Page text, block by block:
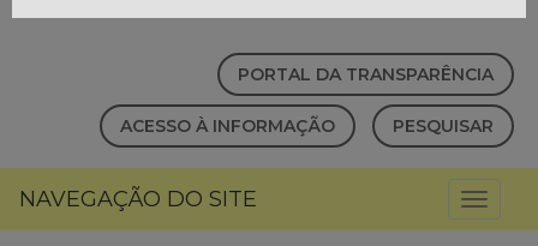
PORTAL DA TRANSPARÊNCIA
ACESSO À INFORMAÇÃO PESQUISAR
NAVEGAÇÃO DO SITE